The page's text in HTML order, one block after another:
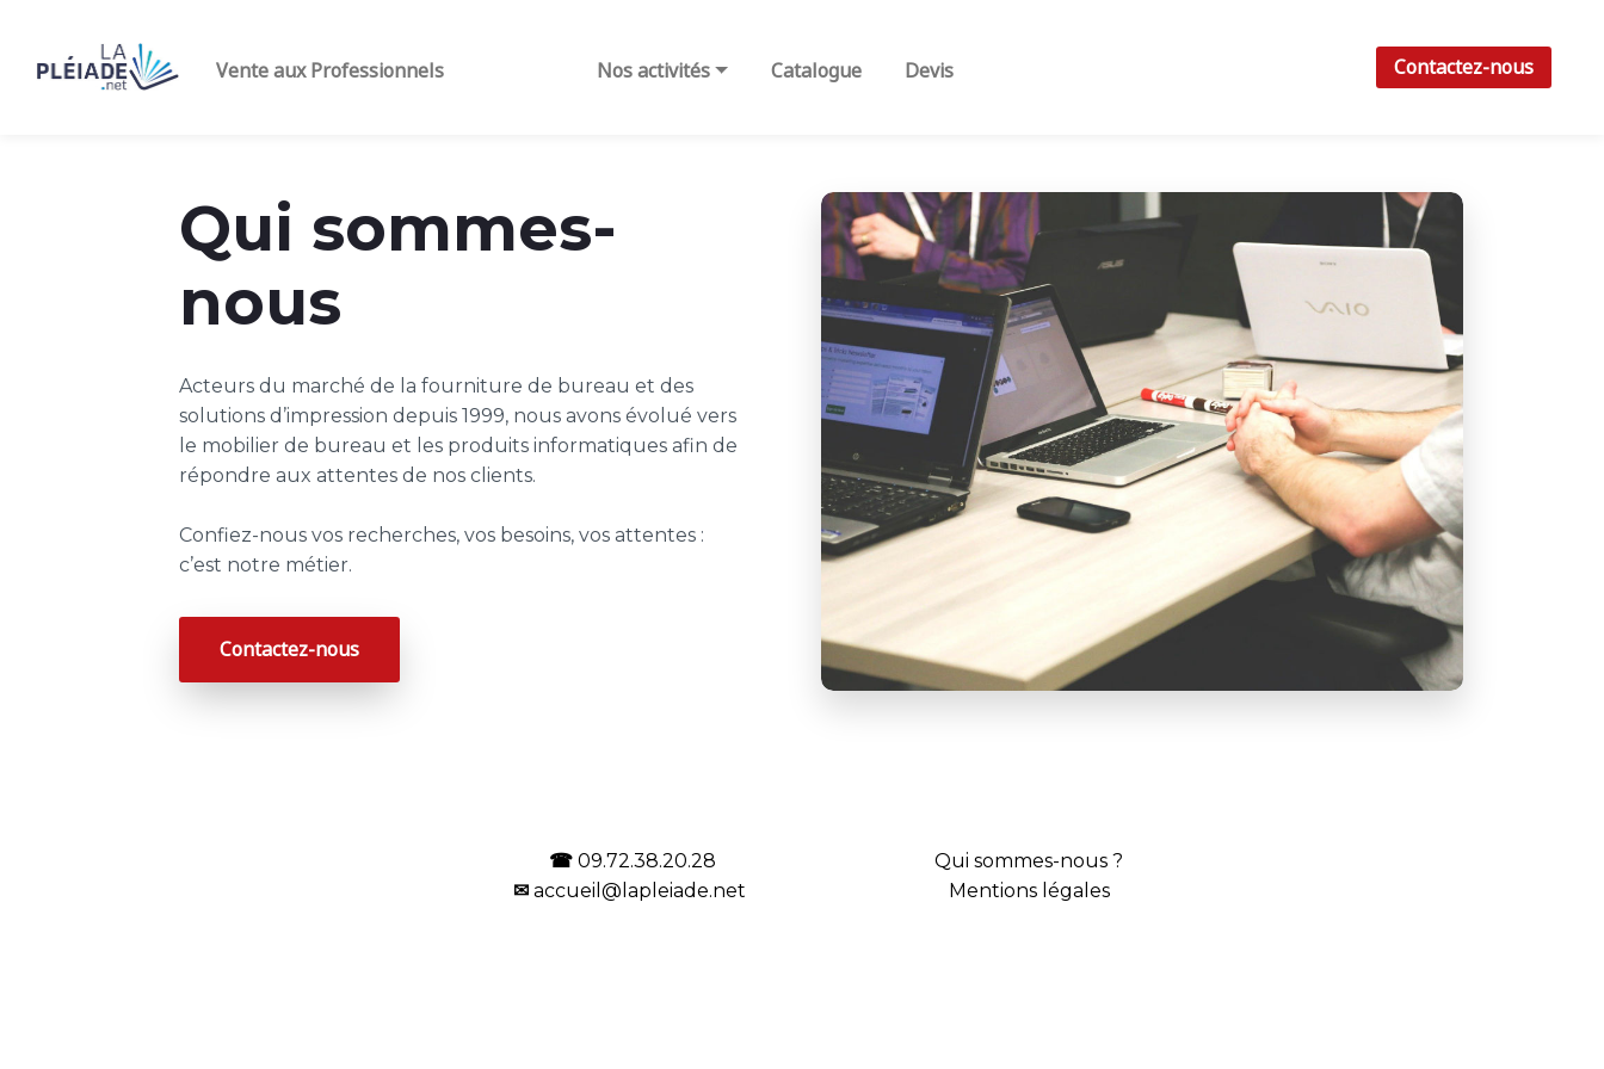
Vente aux Professionnels Nos activités Catalogue Devis Contactez-nous
Qui sommes-
nous
Acteurs du marché de la fourniture de bureau et des
solutions d’impression depuis 1999, nous avons évolué vers
le mobilier de bureau et les produits informatiques afin de
répondre aux attentes de nos clients.
Confiez-nous vos recherches, vos besoins, vos attentes :
c’est notre métier.
Contactez-nous
☎09.72.38.20.28
✉ accueil@lapleiade.net
Qui sommes-nous ?
Mentions légales